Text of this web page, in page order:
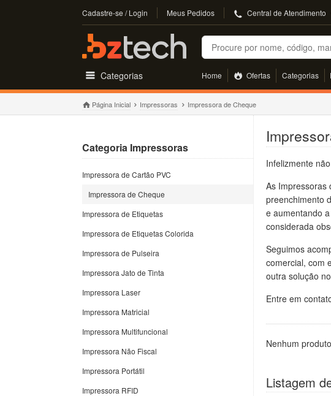
Cadastre-se / Login Meus Pedidos Central de Atendimento
Buscar
Categorias Home Ofertas Categorias
Página Inicial Impressoras Impressora de Cheque
Categoria Impressoras
Impressora de Cartão PVC
Impressora de Cheque
Impressora de Etiquetas
Impressora de Etiquetas Colorida
Impressora de Pulseira
Impressora Jato de Tinta
Impressora Laser
Impressora Matricial
Impressora Multifuncional
Impressora Não Fiscal
Impressora Portátil
Impressora RFID
Infelizmente
As Impressoras
preenchimento
e aumentando
considerada
Seguimos
comercial, com
outra solução
Entre em
Nenhum
Listagem